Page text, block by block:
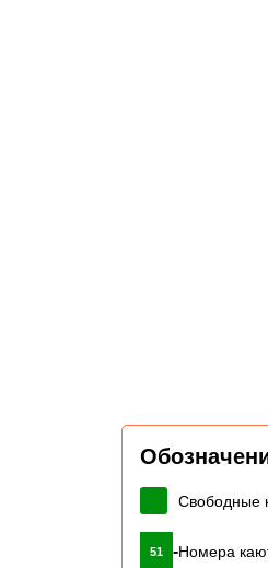
Свободные
51 -Номера